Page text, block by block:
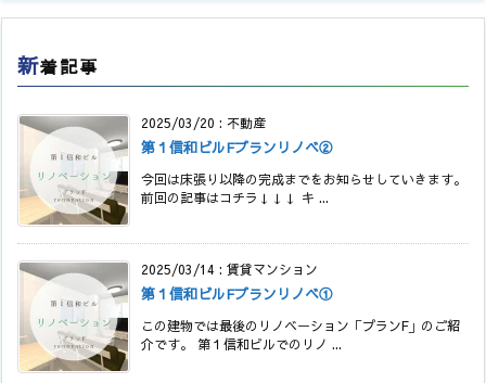
新着記事
2025/03/20 : 不動産
第１信和ビルFプランリノベ②
今回は床張り以降の完成までをお知らせしていきます。
前回の記事はコチラ↓↓↓ キ ...
2025/03/14 : 賃貸マンション
第１信和ビルFプランリノベ①
この建物では最後のリノベーション「プランF」のご紹
介です。 第１信和ビルでのリノ ...